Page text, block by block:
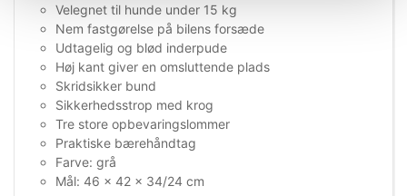
Velegnet til hunde under 15 kg
Nem fastgørelse på bilens forsæde
Udtagelig og blød inderpude
Høj kant giver en omsluttende plads
Skridsikker bund
Sikkerhedsstrop med krog
Tre store opbevaringslommer
Praktiske bærehåndtag
Farve: grå
Mål: 46 × 42 × 34/24 cm